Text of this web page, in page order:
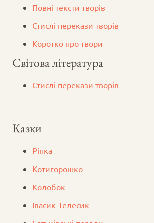
Повні тексти творів
Стислі перекази творів
Коротко про твори
Світова література
Стислі перекази творів
Казки
Ріпка
Котигорошко
Колобок
Iвасик-Телесик